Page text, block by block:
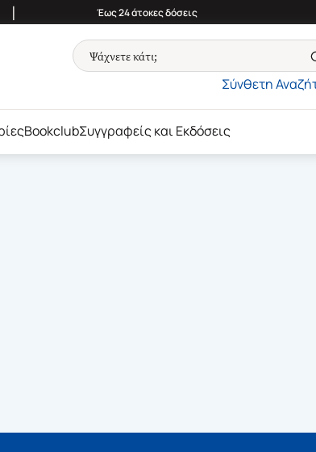
| Έως 24 άτοκες δόσεις
Σύνθετη
BookclubΣυγγραφείς και Εκδόσεις